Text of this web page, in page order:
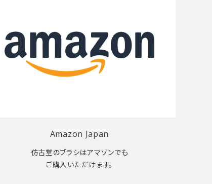
Amazon Japan
仿古堂のブラシはアマゾンでも
ご購入いただけます。